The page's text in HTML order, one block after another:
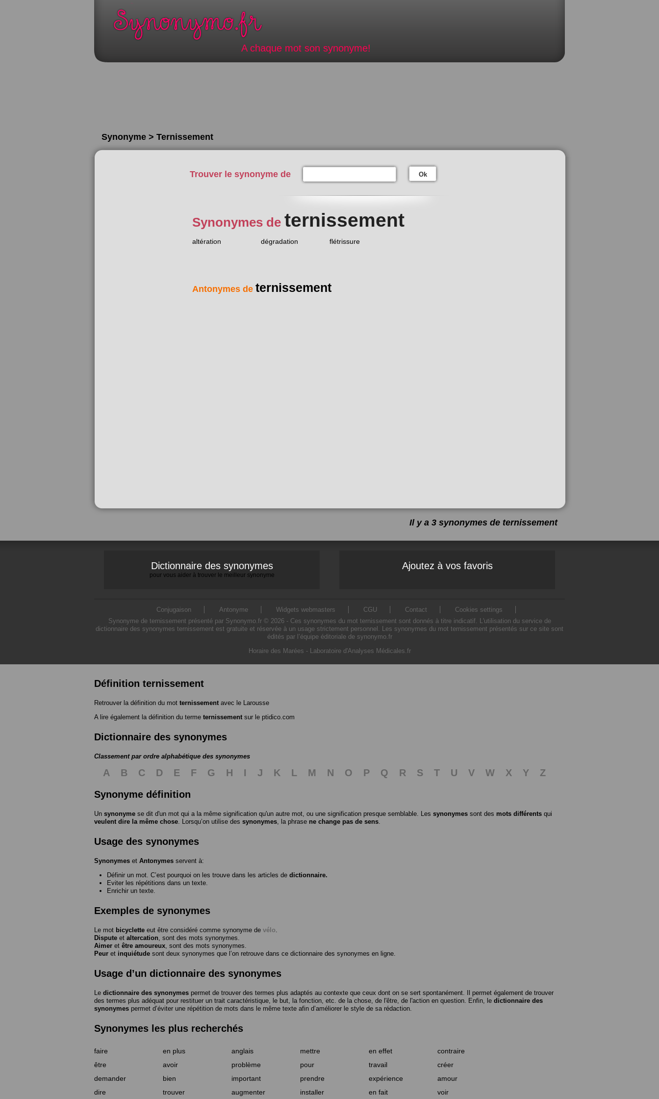
A chaque mot son synonyme!
Synonyme > Ternissement
Trouver le synonyme de Ok
Synonymes de ternissement
altération dégradation flétrissure
Antonymes de ternissement
Il y a 3 synonymes de ternissement
Dictionnaire des synonymes
pour vous aider à trouver le meilleur synonyme
Ajoutez à vos favoris
Conjugaison Antonyme Widgets webmasters CGU Contact
Cookies settings
Synonyme de ternissement présenté par Synonymo.fr © 2026 - Ces synonymes du mot ternissement sont donnés à titre indicatif. L'utilisation du service de
dictionnaire des synonymes ternissement est gratuite et réservée à un usage strictement personnel. Les synonymes du mot ternissement présentés sur ce site sont
édités par l’équipe éditoriale de synonymo.fr
Horaire des Marées - Laboratoire d'Analyses Médicales.fr
Définition ternissement
Retrouver la définition du mot ternissement avec le Larousse
A lire également la définition du terme ternissement sur le ptidico.com
Dictionnaire des synonymes
Classement par ordre alphabétique des synonymes
A B C D E F G H I J K L M N O P Q R S T U V W X Y
Z
Synonyme définition
Un synonyme se dit d'un mot qui a la même signification qu'un autre mot, ou une signification presque semblable. Les synonymes sont des mots différents qui
veulent dire la même chose . Lorsqu’on utilise des synonymes , la phrase ne change pas de sens
Usage des synonymes
Synonymes et Antonymes servent à:
Définir un mot. C’est pourquoi on les trouve dans les articles de dictionnaire.
Eviter les répétitions dans un texte.
Enrichir un texte.
Exemples de synonymes
Le mot bicyclette eut être considéré comme synonyme de vélo
Dispute et altercation , sont des mots synonymes.
Aimer et être amoureux , sont des mots synonymes.
Peur et inquiétude sont deux synonymes que l’on retrouve dans ce dictionnaire des synonymes en ligne.
Usage d’un dictionnaire des synonymes
Le dictionnaire des synonymes permet de trouver des termes plus adaptés au contexte que ceux dont on se sert spontanément. Il permet également de trouver
des termes plus adéquat pour restituer un trait caractéristique, le but, la fonction, etc. de la chose, de l'être, de l'action en question. Enfin, le dictionnaire des
synonymes permet d’éviter une répétition de mots dans le même texte afin d’améliorer le style de sa rédaction.
Synonymes les plus recherchés
faire en plus anglais mettre en effet
contraire
être
avoir problème pour travail
créer
demander
bien important prendre expérience
amour
dire
trouver augmenter installer en fait voir